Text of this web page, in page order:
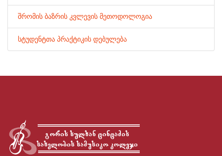
შრომის ბაზრის კვლევის მეთოდოლოგია
სტუდენტთა პრაქტიკის დებულება